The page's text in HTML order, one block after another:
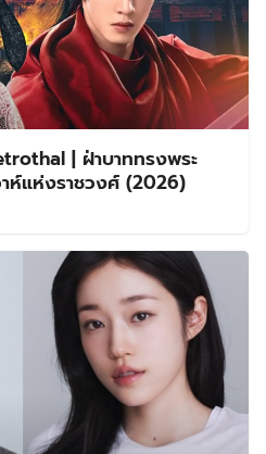
| ฝ่าบาททรงพระ
แห่งราชวงศ์ (2026)